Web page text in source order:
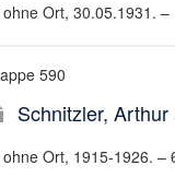
ohne Ort, 30.05.1931.
590
Schnitzler,
ohne Ort, 1915-1926. –